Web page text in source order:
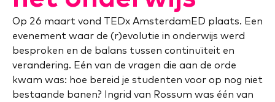
Op 26 maart vond TEDx AmsterdamED plaats. Een
evenement waar de (r)evolutie in onderwijs werd
besproken en de balans tussen continuïteit en
verandering. Eén van de vragen die aan de orde
kwam was: hoe bereid je studenten voor op nog niet
bestaande banen? Ingrid van Rossum was één van